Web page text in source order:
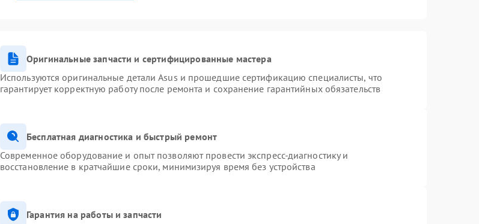
Оригинальные запчасти и сертифицированные мастера
Используются оригинальные детали Asus и прошедшие сертификацию специалисты, что
гарантирует корректную работу после ремонта и сохранение гарантийных обязательств
Бесплатная диагностика и быстрый ремонт
Современное оборудование и опыт позволяют провести экспресс-диагностику и
восстановление в кратчайшие сроки, минимизируя время без устройства
Гарантия на работы и запчасти